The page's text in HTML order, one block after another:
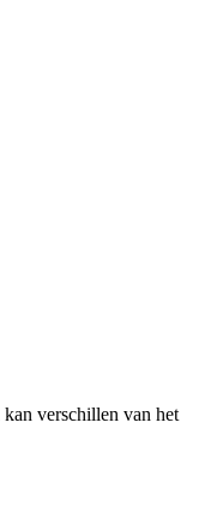
verschillen van het